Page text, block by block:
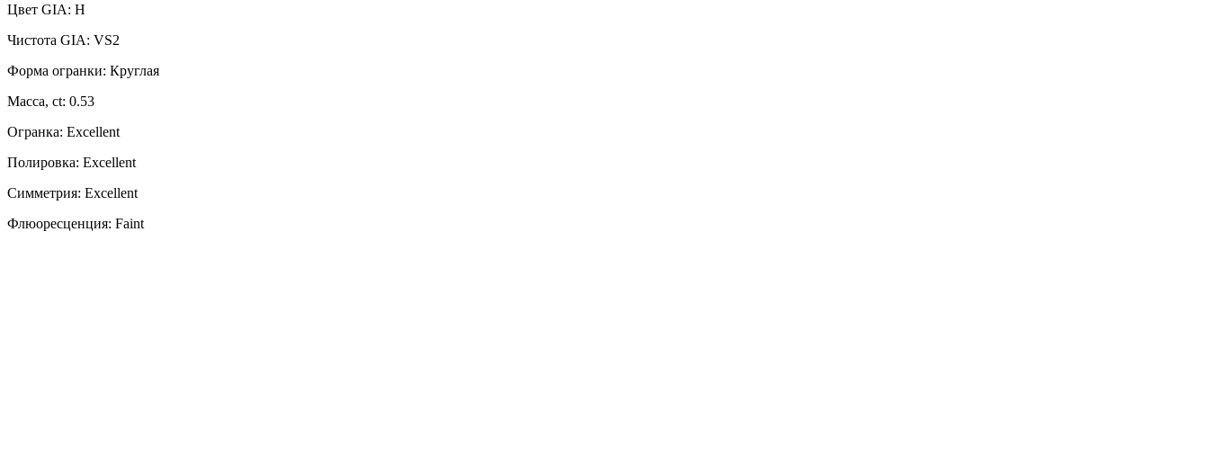
Цвет GIA: H
Чистота GIA: VS2
Форма огранки: Круглая
Масса, ct: 0.53
Огранка: Excellent
Полировка: Excellent
Симметрия: Excellent
Флюоресценция: Faint